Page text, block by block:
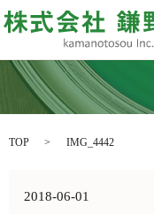
TOP IMG_4442
2018-06-01